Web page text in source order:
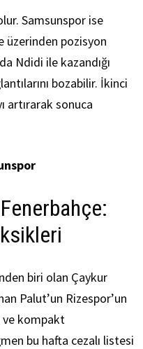
Samsunspor ise
üzerinden pozisyon
Ndidi ile kazandığı
bozabilir. İkinci
artırarak sonuca
biri olan Çaykur
Palut’un Rizespor’un
ve kompakt
bu hafta cezalı listesi